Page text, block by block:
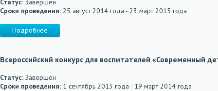
Статус: Завершен
Сроки проведения: 25 август 2014 года - 23 март 2015 года
Подробнее
Всероссийский конкурс для воспитателей «Современный
Статус: Завершен
Сроки проведения: 1 сентябрь 2013 года - 19 март 2014 года